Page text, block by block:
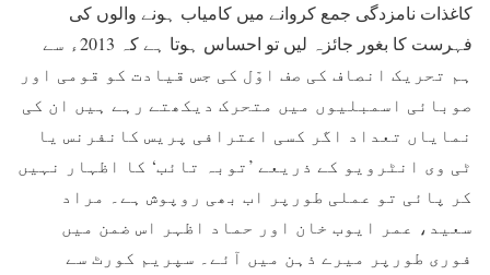
کاغذات نامزدگی جمع کروانے میں کامیاب ہونے والوں کی
فہرست کا بغور جائزہ لیں تو احساس ہوتا ہے کہ 2013ء سے
ہم تحریک انصاف کی صف اوّل کی جس قیادت کو قومی اور
صوبائی اسمبلیوں میں متحرک دیکھتے رہے ہیں ان کی
نمایاں تعداد اگر کسی اعترافی پریس کانفرنس یا
ٹی وی انٹرویو کے ذریعے ’توبہ تائب‘ کا اظہار نہیں
کر پائی تو عملی طورپر اب بھی روپوش ہے۔ مراد
سعید، عمر ایوب خان اور حماد اظہر اس ضمن میں
فوری طورپر میرے ذہن میں آئے۔ سپریم کورٹ سے